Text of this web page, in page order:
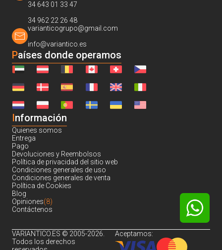
34 643 01 33 47
34 962 22 26 48
varianticogrupo@gmail.com
info@variantico.es
Países donde operamos
Información
Quienes somos
Entrega
Pago
Devoluciones y Reembolsos
Política de privacidad del sitio web
Condiciones generales de uso
Condiciones generales de venta
Política de Cookies
Blog
Opiniones(8)
Contáctenos
VARIANTICO.ES © 2005-2026.
Todos los derechos
Aceptamos: